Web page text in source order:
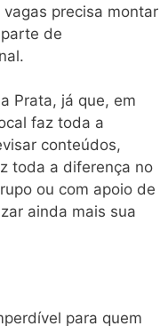
precisa montar
de
Prata, já que, em
faz toda a
conteúdos,
toda a diferença no
ou com apoio de
ainda mais sua
para quem